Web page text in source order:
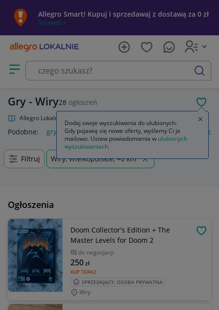
Allegro Smart! Kupuj i sprzedawaj z dostawą za 0 zł
Sprawdź »
Otwórz menu z kategoriami
szukaj
Gry - Wiry28 ogłoszeń
Allegro Lokalnie
Podobne: gry gry ps5 gry ps4 karty do gry gry
Filtruj Wiry, Wielkopolskie, +0 km
Ogłoszenia
Doom Collector's Edition + The
Master Levels for Doom 2
do negocjacji
KUP TERAZ
250zł
SPRZEDAJĄCY: OSOBA PRYWATNA
Wiry
Dodaj swoje wyszukiwania do ulubionych.
Gdy pojawią się nowe oferty, wyślemy Ci je
mailowo. Ustaw powiadomienia w ulubionych
wyszukiwaniach.